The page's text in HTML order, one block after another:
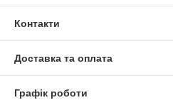
Контакти
Доставка та оплата
Графік роботи